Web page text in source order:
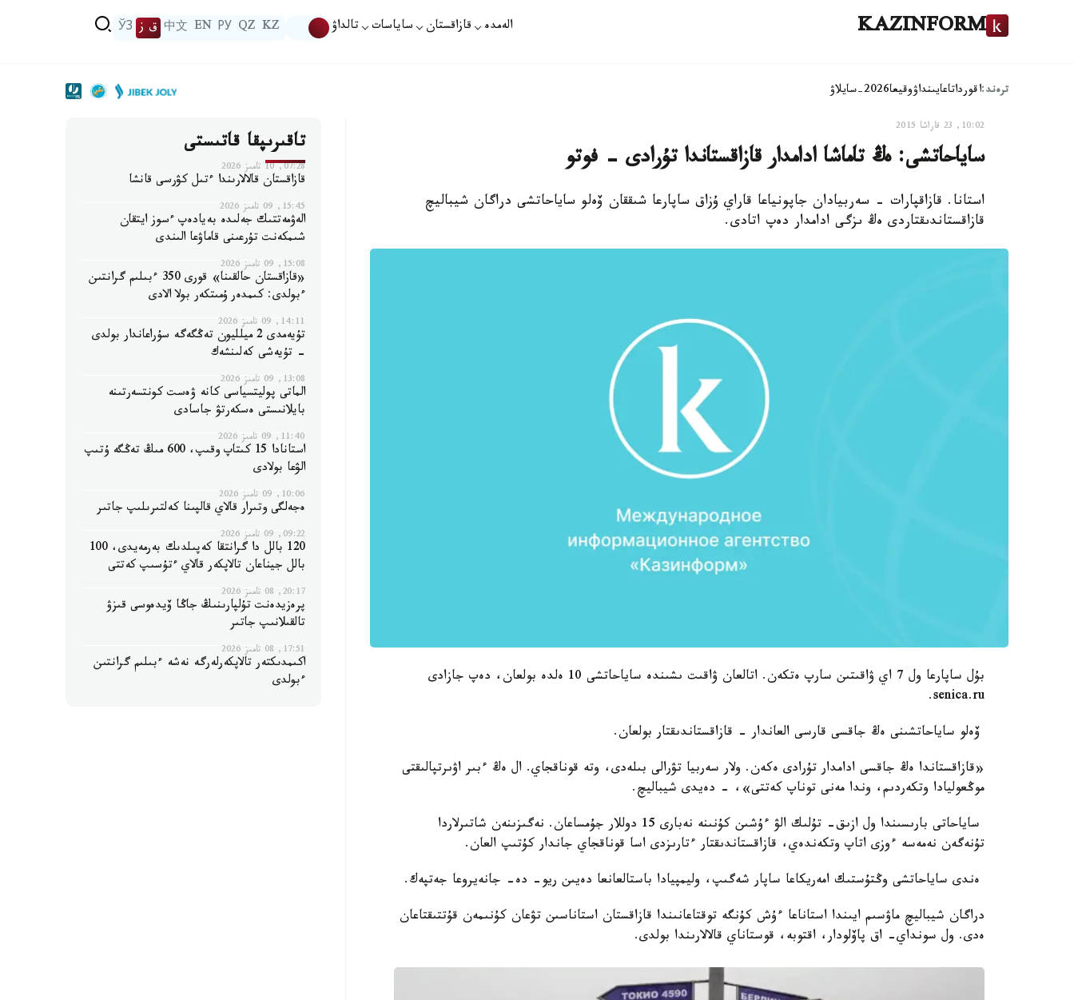
KAZINFORM الەمدە قازاقستان ساياسات تالداۋ KZ
QZ
РУ
EN
中文 ق ز ЎЗ
ترەند:اقورداتاعايىنداۋوقيعا2026-سايلاۋ
10:02, 23 قاراشا 2015
ساياحاتشى: ەڭ تاماشا ادامدار قازاقستاندا تۇرادى - فوتو
استانا. قازاقپارات - سەربيادان جاپونياعا قاراي ۇزاق ساپارعا شىققان ۆەلو ساياحاتشى دراگان شيباليچ
قازاقستاندىقتاردى ەڭ ىزگى ادامدار دەپ اتادى.
بۇل ساپارعا ول 7 اي ۋاقىتىن سارپ ەتكەن. اتالعان ۋاقىت ىشىندە ساياحاتشى 10 ەلدە بولعان، دەپ جازادى
senica.ru.
ۆەلو ساياحاتشىنى ەڭ جاقسى قارسى العاندار - قازاقستاندىقتار بولعان.
«قازاقستاندا ەڭ جاقسى ادامدار تۇرادى ەكەن. ولار سەربيا تۋرالى بىلەدى، وتە قوناقجاي. ال ەڭ ءبىر اۋىرتپالىقتى
موڭعوليادا وتكەردىم، وندا مەنى توناپ كەتتى»، - دەيدى شيباليچ.
ساياحاتى بارىسىندا ول ازىق- تۇلىك الۋ ءۇشىن كۇنىنە نەبارى 15 دوللار جۇمساعان. نەگىزىنەن شاتىرلاردا
تۇنەگەن نەمەسە ءوزى اتاپ وتكەندەي، قازاقستاندىقتار ءتارىزدى اسا قوناقجاي جاندار كۇتىپ العان.
ەندى ساياحاتشى وڭتۇستىك امەريكاعا ساپار شەگىپ، وليمپيادا باستالعانعا دەيىن ريو- دە- جانەيروعا جەتپەك.
دراگان شيباليچ ماۋسىم ايىندا استاناعا ءۇش كۇنگە توقتاعانىندا قازاقستان استاناسىن تۋعان كۇنىمەن قۇتتىقتاعان
ەدى. ول سونداي- اق پاۆلودار، اقتوبە، قوستاناي قالالارىندا بولدى.
تاقىرىپقا قاتىستى
07:28, 10 تامىز 2026
قازاقستان قالالارىندا ءتىل كۋرسى قانشا
15:45, 09 تامىز 2026
الەۋمەتتىك جەلىدە بەيادەپ ءسوز ايتقان
شىمكەنت تۇرعىنى قاماۋعا الىندى
15:08, 09 تامىز 2026
«قازاقستان حالقىنا» قورى 350 ءبىلىم گرانتىن
ءبولدى: كىمدەر ۇمىتكەر بولا الادى
14:11, 09 تامىز 2026
تۇيەمدى 2 ميلليون تەڭگەگە سۇراعاندار بولدى
- تۇيەشى كەلىنشەك
13:08, 09 تامىز 2026
الماتى پوليتسياسى كانە ۋەست كونتسەرتىنە
بايلانىستى ەسكەرتۋ جاسادى
11:40, 09 تامىز 2026
استانادا 15 كىتاپ وقىپ، 600 مىڭ تەڭگە ۇتىپ
الۋعا بولادى
10:06, 09 تامىز 2026
ەجەلگى وتىرار قالاي قالپىنا كەلتىرىلىپ جاتىر
09:22, 09 تامىز 2026
120 بالل دا گرانتقا كەپىلدىك بەرمەيدى، 100
بالل جيناعان تالاپكەر قالاي ءتۇسىپ كەتتى
20:17, 08 تامىز 2026
پرەزيدەنت تۇلپارىنىڭ جاڭا ۆيدەوسى قىزۋ
تالقىلانىپ جاتىر
17:51, 08 تامىز 2026
اكىمدىكتەر تالاپكەرلەرگە نەشە ءبىلىم گرانتىن
ءبولدى